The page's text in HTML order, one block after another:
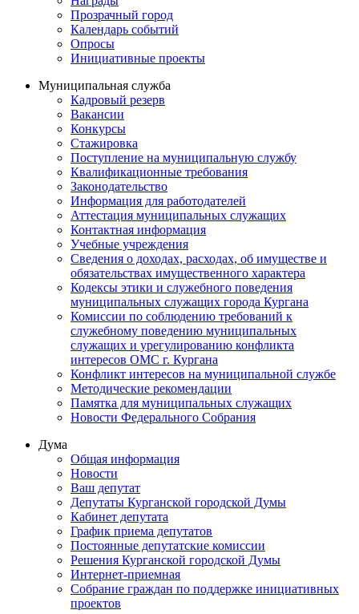
Прозрачный город
Календарь событий
Опросы
Инициативные проекты
Муниципальная служба
Кадровый резерв
Вакансии
Конкурсы
Стажировка
Поступление на муниципальную службу
Квалификационные требования
Законодательство
Информация для работодателей
Аттестация муниципальных служащих
Контактная информация
Учебные учреждения
Сведения о доходах, расходах, об имуществе и
обязательствах имущественного характера
Кодексы этики и служебного поведения
муниципальных служащих города Кургана
Комиссии по соблюдению требований к
служебному поведению муниципальных
служащих и урегулированию конфликта
интересов ОМС г. Кургана
Конфликт интересов на муниципальной службе
Методические рекомендации
Памятка для муниципальных служащих
Новости Федерального Cобрания
Дума
Общая информация
Новости
Ваш депутат
Депутаты Курганской городской Думы
Кабинет депутата
График приема депутатов
Постоянные депутатские комиссии
Решения Курганской городской Думы
Интернет-приемная
Собрание граждан по поддержке инициативных
проектов